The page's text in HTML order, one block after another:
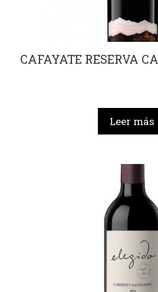
CAFAYATE RESERVA
Leer más